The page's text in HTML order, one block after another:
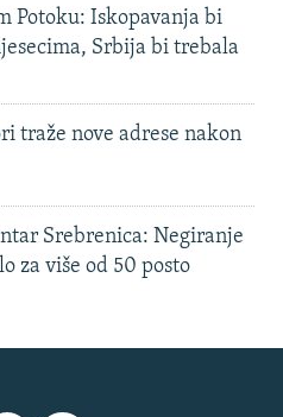
Potoku: Iskopavanja bi
Srbija bi trebala
traže nove adrese nakon
Srebrenica: Negiranje
za više od 50 posto